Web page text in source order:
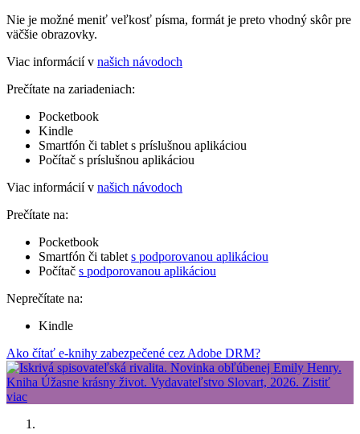
Nie je možné meniť veľkosť písma, formát je preto vhodný skôr pre
väčšie obrazovky.
Viac informácií v našich návodoch
Prečítate na zariadeniach:
Pocketbook
Kindle
Smartfón či tablet s príslušnou aplikáciou
Počítač s príslušnou aplikáciou
Viac informácií v našich návodoch
Prečítate na:
Pocketbook
Smartfón či tablet s podporovanou aplikáciou
Počítač s podporovanou aplikáciou
Neprečítate na:
Kindle
Ako čítať e-knihy zabezpečené cez Adobe DRM?